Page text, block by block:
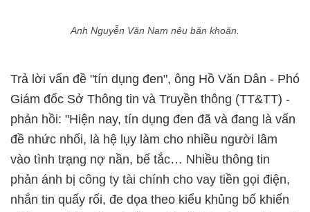
Anh Nguyễn Văn Nam nêu băn khoăn.
Trả lời vấn đề "tín dụng đen", ông Hồ Văn Dân - Phó
Giám đốc Sở Thông tin và Truyền thông (TT&TT) -
phản hồi: "Hiện nay, tín dụng đen đã và đang là vấn
đề nhức nhối, là hệ lụy làm cho nhiều người lâm
vào tình trạng nợ nần, bế tắc… Nhiều thông tin
phản ánh bị công ty tài chính cho vay tiền gọi điện,
nhắn tin quấy rối, đe dọa theo kiểu khủng bố khiến